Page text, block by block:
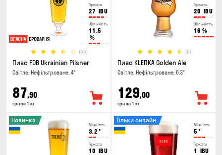
Гіркота
27 IBU
Щільність
11.5
%
(55)
Пиво FDB Ukrainian Pilsner
Світле, Нефільтроване, 4°
87,90
грн за 1 кг
Гіркота
20 IBU
Щільність
16 %
(5)
Пиво KLEПКА Golden Ale
Світле, Нефільтроване, 6.3°
129,00
грн за 1 кг
Міцність
3.2 °
Гіркота
10 IBU
Новинка
Міцність
5 °
Гіркота
1 IBU
Тільки онлайн